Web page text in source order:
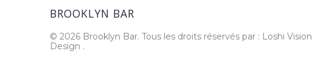
BROOKLYN BAR
© 2026 Brooklyn Bar. Tous les droits réservés par : Loshi Vision
Design .